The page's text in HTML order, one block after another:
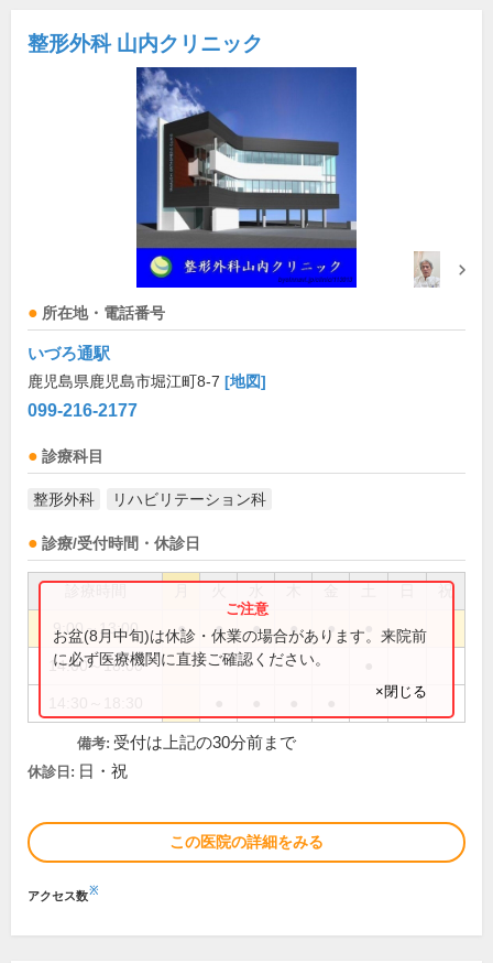
整形外科 山内クリニック
所在地・電話番号
いづろ通駅
鹿児島県鹿児島市堀江町8-7 [地図]
099-216-2177
診療科目
整形外科 リハビリテーション科
診療/受付時間・休診日
祝
9:00～13:00 ● ● ● ● ●
14:00～18:00
お盆(8月中旬)は休診・休業の場合があります。来院前
に必ず医療機関に直接ご確認ください。
×閉じる
備考: 受付は上記の30分前まで
休診日: 日・祝
この医院の詳細をみる
アクセス数※